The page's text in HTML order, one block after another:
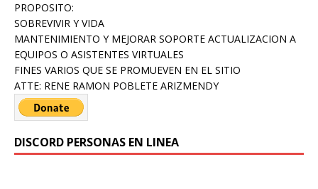
PROPOSITO:
SOBREVIVIR Y VIDA
MANTENIMIENTO Y MEJORAR SOPORTE ACTUALIZACION A
EQUIPOS O ASISTENTES VIRTUALES
FINES VARIOS QUE SE PROMUEVEN EN EL SITIO
ATTE: RENE RAMON POBLETE ARIZMENDY
DISCORD PERSONAS EN LINEA